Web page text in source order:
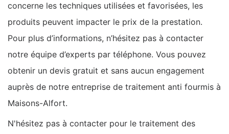
concerne les techniques utilisées et favorisées, les
produits peuvent impacter le prix de la prestation.
Pour plus d’informations, n’hésitez pas à contacter
notre équipe d’experts par téléphone. Vous pouvez
obtenir un devis gratuit et sans aucun engagement
auprès de notre entreprise de traitement anti fourmis à
Maisons-Alfort.
N'hésitez pas à contacter pour le traitement des